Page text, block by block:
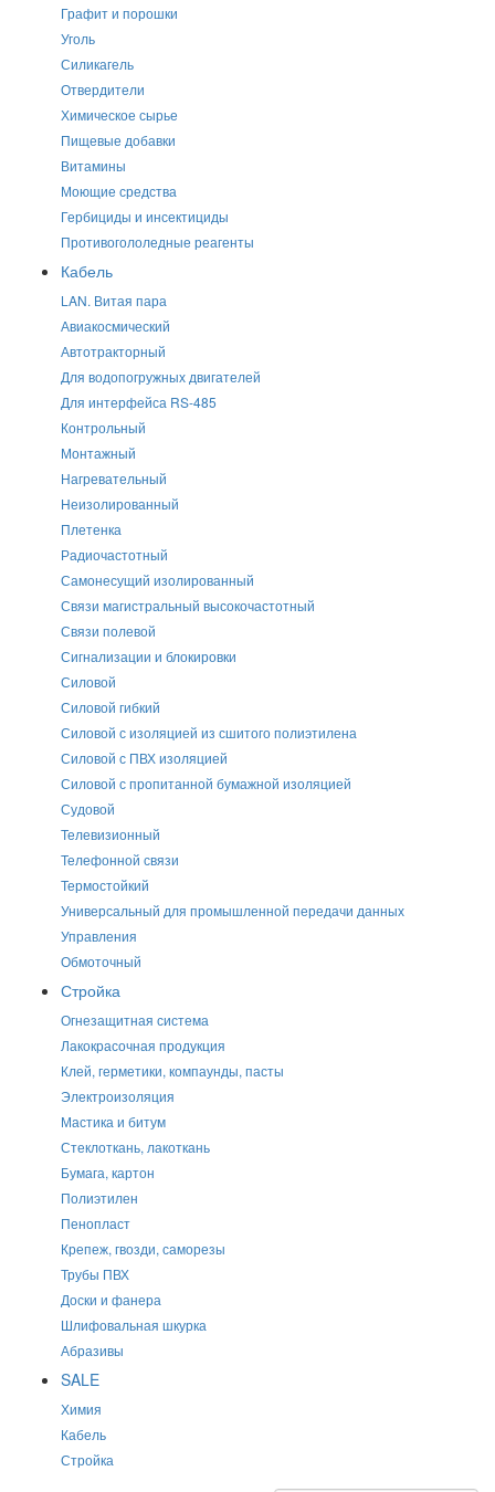
Графит и порошки
Уголь
Силикагель
Отвердители
Химическое сырье
Пищевые добавки
Витамины
Моющие средства
Гербициды и инсектициды
Противогололедные реагенты
Кабель
LAN. Витая пара
Авиакосмический
Автотракторный
Для водопогружных двигателей
Для интерфейса RS-485
Контрольный
Монтажный
Нагревательный
Неизолированный
Плетенка
Радиочастотный
Самонесущий изолированный
Связи магистральный высокочастотный
Связи полевой
Сигнализации и блокировки
Силовой
Силовой гибкий
Силовой с изоляцией из сшитого полиэтилена
Силовой с ПВХ изоляцией
Силовой с пропитанной бумажной изоляцией
Судовой
Телевизионный
Телефонной связи
Термостойкий
Универсальный для промышленной передачи данных
Управления
Обмоточный
Стройка
Огнезащитная система
Лакокрасочная продукция
Клей, герметики, компаунды, пасты
Электроизоляция
Мастика и битум
Стеклоткань, лакоткань
Бумага, картон
Полиэтилен
Пенопласт
Крепеж, гвозди, саморезы
Трубы ПВХ
Доски и фанера
Шлифовальная шкурка
Абразивы
SALE
Химия
Кабель
Стройка